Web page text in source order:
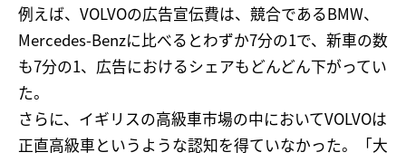
例えば、VOLVOの広告宣伝費は、競合であるBMW、
Mercedes-Benzに比べるとわずか7分の1で、新車の数
も7分の1、広告におけるシェアもどんどん下がってい
た。
さらに、イギリスの高級車市場の中においてVOLVOは
正直高級車というような認知を得ていなかった。「大